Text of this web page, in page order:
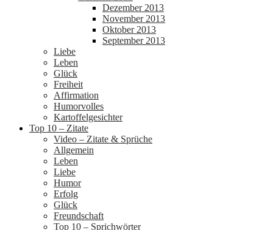
Dezember 2013
November 2013
Oktober 2013
September 2013
Liebe
Leben
Glück
Freiheit
Affirmation
Humorvolles
Kartoffelgesichter
Top 10 – Zitate
Video – Zitate & Sprüche
Allgemein
Leben
Liebe
Humor
Erfolg
Glück
Freundschaft
Top 10 – Sprichwörter